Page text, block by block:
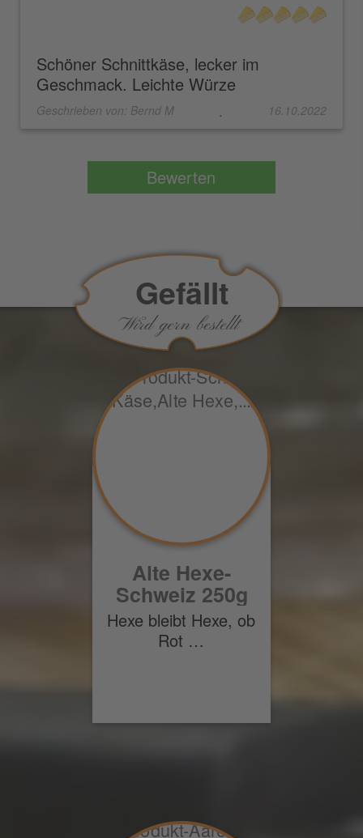
Schöner Schnittkäse, lecker im
Geschmack. Leichte Würze
Geschrieben von: Bernd M . 16.10.2022
Gefällt
Wird gern bestellt
Alte Hexe-
Schweiz 250g
Hexe bleibt Hexe, ob
Rot …